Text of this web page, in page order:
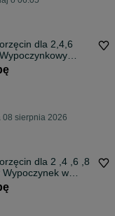
dla 2,4,6
sierpnia 2026
dla 2 ,4 ,6 ,8
w